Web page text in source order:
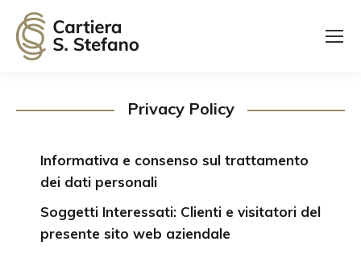
Privacy Policy
Informativa e consenso sul trattamento
dei dati personali
Soggetti Interessati: Clienti e visitatori del
presente sito web aziendale